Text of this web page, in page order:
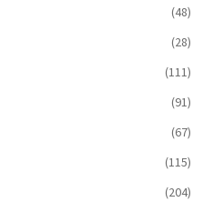
(48)
(28)
(111)
(91)
(67)
(115)
(204)